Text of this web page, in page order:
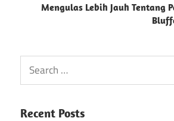
Mengulas Lebih Jauh Tentang
Recent Posts